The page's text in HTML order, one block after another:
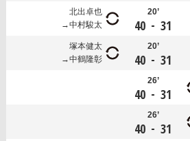
北出卓也
中村駿太
20’
40 - 31
塚本健太
中鶴隆彰
20’
40 - 31
26’
40 - 31
26’
40 - 31